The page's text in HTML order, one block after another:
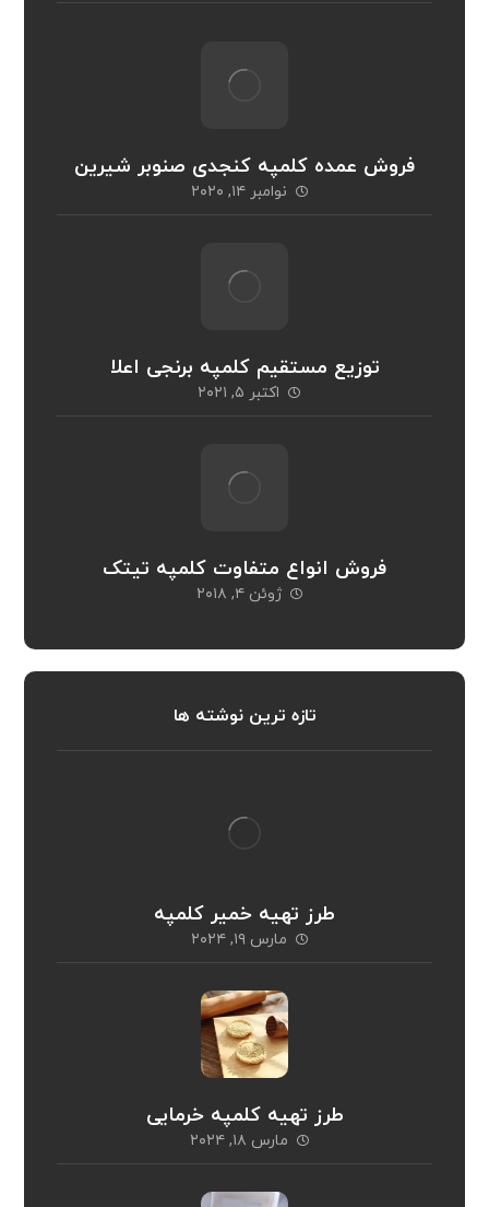
فروش عمده کلمپه کنجدی صنوبر شیرین
نوامبر ۱۴, ۲۰۲۰
توزیع مستقیم کلمپه برنجی اعلا
اکتبر ۵, ۲۰۲۱
فروش انواع متفاوت کلمپه تیتک
ژوئن ۴, ۲۰۱۸
تازه ترین نوشته ها
طرز تهیه خمیر کلمپه
مارس ۱۹, ۲۰۲۴
طرز تهیه کلمپه خرمایی
مارس ۱۸, ۲۰۲۴